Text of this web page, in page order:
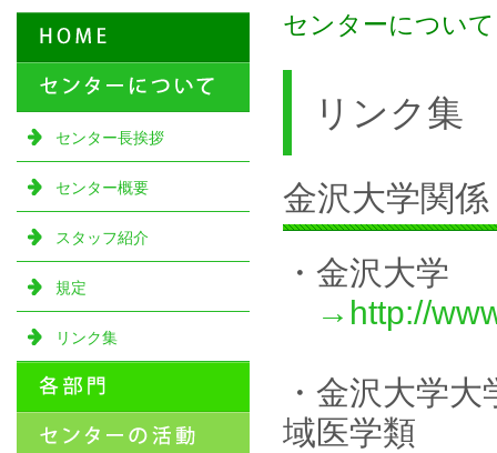
センターについ
リンク集
金沢大学関係
・金沢大学
→http://
・金沢大学
域医学類
センター長挨拶
センター概要
スタッフ紹介
規定
リンク集